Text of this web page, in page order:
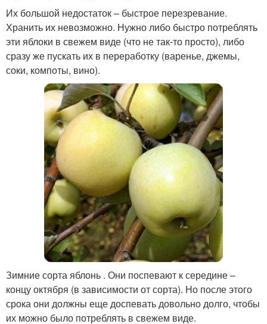
Их большой недостаток – быстрое перезревание.
Хранить их невозможно. Нужно либо быстро потреблять
эти яблоки в свежем виде (что не так-то просто), либо
сразу же пускать их в переработку (варенье, джемы,
соки, компоты, вино).
Зимние сорта яблонь . Они поспевают к середине –
концу октября (в зависимости от сорта). Но после этого
срока они должны еще доспевать довольно долго, чтобы
их можно было потреблять в свежем виде.